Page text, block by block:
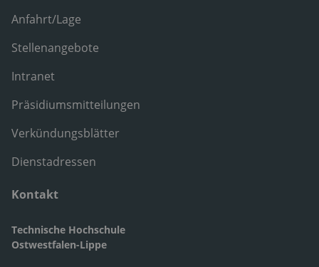
Anfahrt/Lage
Stellenangebote
Intranet
Präsidiumsmitteilungen
Verkündungsblätter
Dienstadressen
Kontakt
Technische Hochschule
Ostwestfalen-Lippe